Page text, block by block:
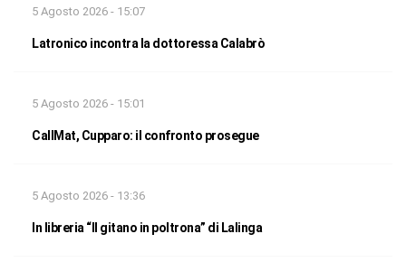
5 Agosto 2026 - 15:07
Latronico incontra la dottoressa Calabrò
5 Agosto 2026 - 15:01
CallMat, Cupparo: il confronto prosegue
5 Agosto 2026 - 13:36
In libreria “Il gitano in poltrona” di Lalinga